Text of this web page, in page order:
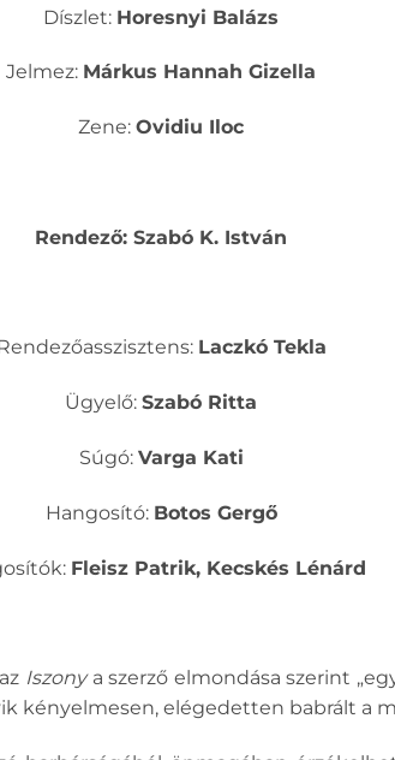
Díszlet: Horesnyi Balázs
Jelmez: Márkus Hannah Gizella
Zene: Ovidiu Iloc
Rendező: Szabó K. István
Laczkó Tekla
Ügyelő: Szabó Ritta
Súgó: Varga Kati
Hangosító: Botos Gergő
Fleisz Patrik, Kecskés Lénárd
Iszonya szerző elmondása szerint
kényelmesen, elégedetten babrált a